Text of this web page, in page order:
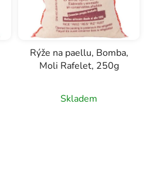
Rýže na paellu, Bomba,
Moli Rafelet, 250g
Skladem